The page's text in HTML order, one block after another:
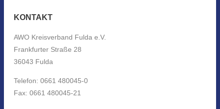
KONTAKT
AWO Kreisverband Fulda e.V.
Frankfurter Straße 28
36043 Fulda
Telefon: 0661 480045-0
Fax: 0661 480045-21